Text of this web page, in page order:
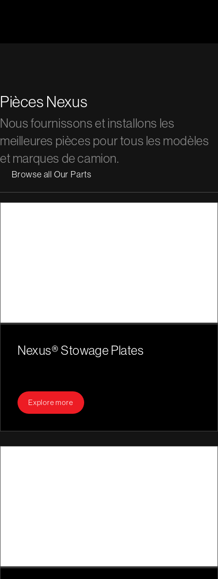
Pièces Nexus
Nous fournissons et installons les
meilleures pièces pour tous les modèles
et marques de camion.
Browse all Our Parts
Nexus® Stowage Plates
Explore more